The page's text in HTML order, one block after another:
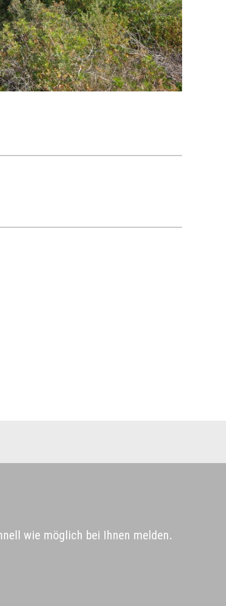
wie möglich bei Ihnen melden.